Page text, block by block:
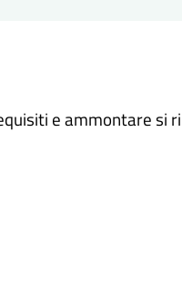
e ammontare si